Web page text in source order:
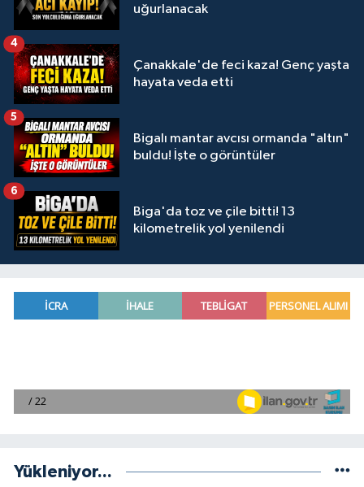
uğurlanacak
Çanakkale'de feci kaza! Genç yaşta
hayata veda etti
4
Bigalı mantar avcısı ormanda "altın"
buldu! İşte o görüntüler
5
Biga'da toz ve çile bitti! 13
kilometrelik yol yenilendi
6
Yükleniyor...